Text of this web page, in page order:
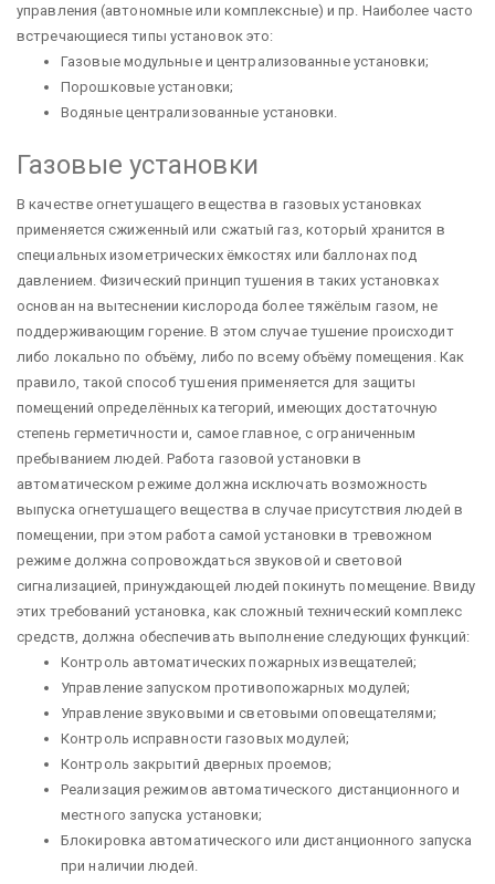
управления (автономные или комплексные) и пр. Наиболее часто
встречающиеся типы установок это:
Газовые модульные и централизованные установки;
Порошковые установки;
Водяные централизованные установки.
Газовые установки
В качестве огнетушащего вещества в газовых установках
применяется сжиженный или сжатый газ, который хранится в
специальных изометрических ёмкостях или баллонах под
давлением. Физический принцип тушения в таких установках
основан на вытеснении кислорода более тяжёлым газом, не
поддерживающим горение. В этом случае тушение происходит
либо локально по объёму, либо по всему объёму помещения. Как
правило, такой способ тушения применяется для защиты
помещений определённых категорий, имеющих достаточную
степень герметичности и, самое главное, с ограниченным
пребыванием людей. Работа газовой установки в
автоматическом режиме должна исключать возможность
выпуска огнетушащего вещества в случае присутствия людей в
помещении, при этом работа самой установки в тревожном
режиме должна сопровождаться звуковой и световой
сигнализацией, принуждающей людей покинуть помещение. Ввиду
этих требований установка, как сложный технический комплекс
средств, должна обеспечивать выполнение следующих функций:
Контроль автоматических пожарных извещателей;
Управление запуском противопожарных модулей;
Управление звуковыми и световыми оповещателями;
Контроль исправности газовых модулей;
Контроль закрытий дверных проемов;
Реализация режимов автоматического дистанционного и
местного запуска установки;
Блокировка автоматического или дистанционного запуска
при наличии людей.